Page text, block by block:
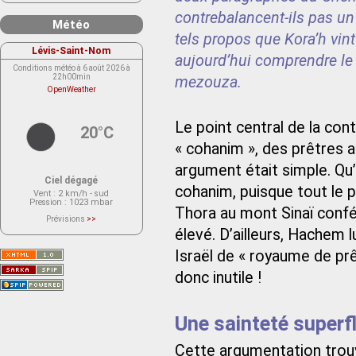
contrebalancent-ils pas
tels propos que Kora’h
aujourd’hui comprendre
mezouza.
Le point central de la
« cohanim », des prêtres
argument était simple.
cohanim, puisque tout le
Thora au mont Sinaï
élevé. D’ailleurs,
Israël de « royaume de
donc inutile !
Une sainteté
Cette argumentation
Météo
Lévis-Saint-Nom
Conditions météo à 6 août 2026 à
22h00min
OpenWeather
20°C
Ciel dégagé
Vent : 2 km/h - sud
Pression : 1023 mbar
Prévisions >>
actuellement aucune prévision
Saint-Nom.
Veuillez consulter le message du
service ci-dessous.
(401 - Invalid API key. Please see
https://openweathermap.org/faq#error401